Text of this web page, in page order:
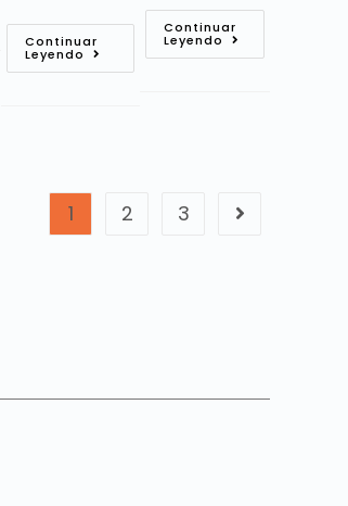
Continuar
Leyendo
Continuar
Leyendo
1 2 3